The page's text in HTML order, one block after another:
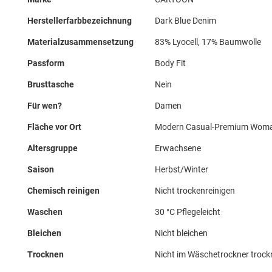
Herstellerfarbbezeichnung Dark Blue Denim
Materialzusammensetzung 83% Lyocell, 17% Baumwolle
Passform Body Fit
Brusttasche Nein
Für wen? Damen
Fläche vor Ort Modern Casual-Premium
Altersgruppe Erwachsene
Saison Herbst/Winter
Chemisch reinigen Nicht trockenreinigen
Waschen 30 °C Pflegeleicht
Bleichen Nicht bleichen
Trocknen Nicht im Wäschetrockner